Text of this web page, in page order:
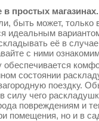
простых магазинах.
быть может,
идеальным
её в
с ними
обеспечивается
состоянии
поездку.
чего
повреждениям и
помещения, но и в